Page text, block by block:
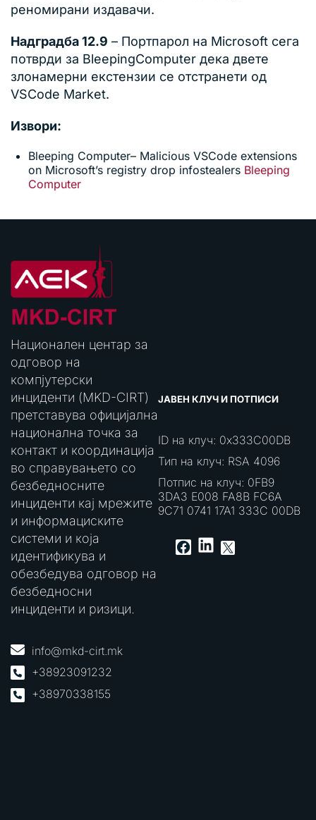
реномирани издавачи.
Надградба 12.9 – Портпарол на Microsoft сега
потврди за BleepingComputer дека двете
злонамерни екстензии се отстранети од
VSCode Market.
Извори:
Bleeping Computer– Malicious VSCode extensions
on Microsoft’s registry drop infostealers Bleeping
Computer
Национален центар за
одговор на
компјутерски
инциденти (MKD-CIRT)
претставува официјална
национална точка за
контакт и координација
во справувањето со
безбедносните
инциденти кај мрежите
и информациските
системи и која
идентификува и
обезбедува одговор на
безбедносни
инциденти и ризици.
info@mkd-cirt.mk
+38923091232
+38970338155
ЈАВЕН КЛУЧ И ПОТПИСИ
ID на клуч: 0x333C00DB
Тип на клуч: RSA 4096
Потпис на клуч: 0FB9
3DA3 E008 FA8B FC6A
9C71 0741 17A1 333C 00DB
Facebook
LinkedIn
X